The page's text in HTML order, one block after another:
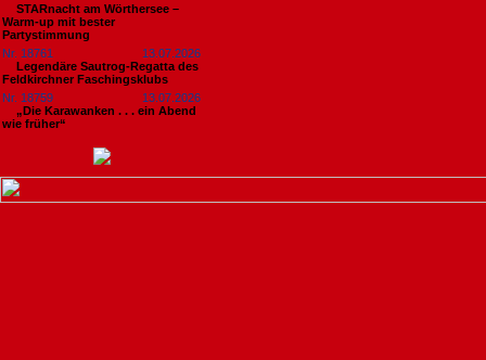
STARnacht am Wörthersee –
Warm-up mit bester
Partystimmung
Nr. 18761
13.07.2026
Legendäre Sautrog-Regatta des
Feldkirchner Faschingsklubs
Nr. 18759
13.07.2026
„Die Karawanken . . . ein Abend
wie früher“